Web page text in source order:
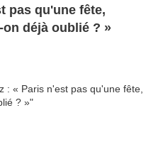
pas qu'une fête,
déjà oublié ? »